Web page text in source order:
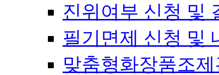
진위여부 신청 및
필기면제 신청 및
맞춤형화장품조